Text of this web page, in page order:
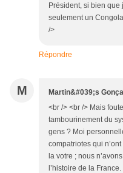
Président, si bien que
seulement un
/>
Répondre
M Martin&#039;s
<br /> <br /> Mais
tambourinement du
gens ? Moi
compatriotes qui
la votre ; nous
l’histoire de la